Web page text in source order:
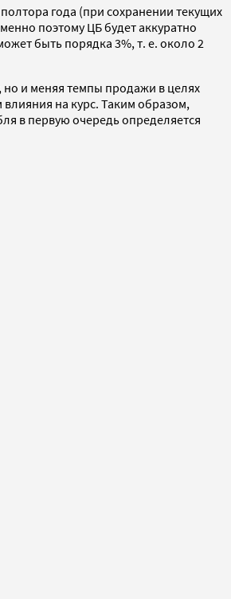
года (при сохранении текущих
поэтому ЦБ будет аккуратно
быть порядка 3%, т. е. около 2
но и меняя темпы продажи в целях
на курс. Таким образом,
в первую очередь определяется